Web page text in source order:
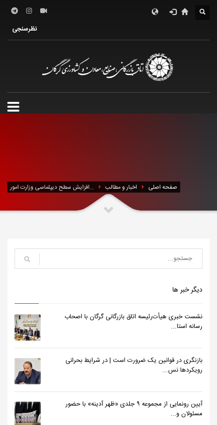
درباره اتاق
معرفی استان
نظرسنجی
افزایش سطح دیپلماسی وزارت امور... اخبار و مطالب صفحه اصلی
دیگر خبر ها
نشست خبری هیأت‌رئیسه اتاق بازرگانی گرگان با اصحاب
رسانه استا...
بازنگری در قوانین یک ضرورت است | در شرایط بحرانی
رویکردها نس...
آیین رونمایی از مجموعه ۹ جلدی «ظهر آدینه» با حضور
مسئولان و...